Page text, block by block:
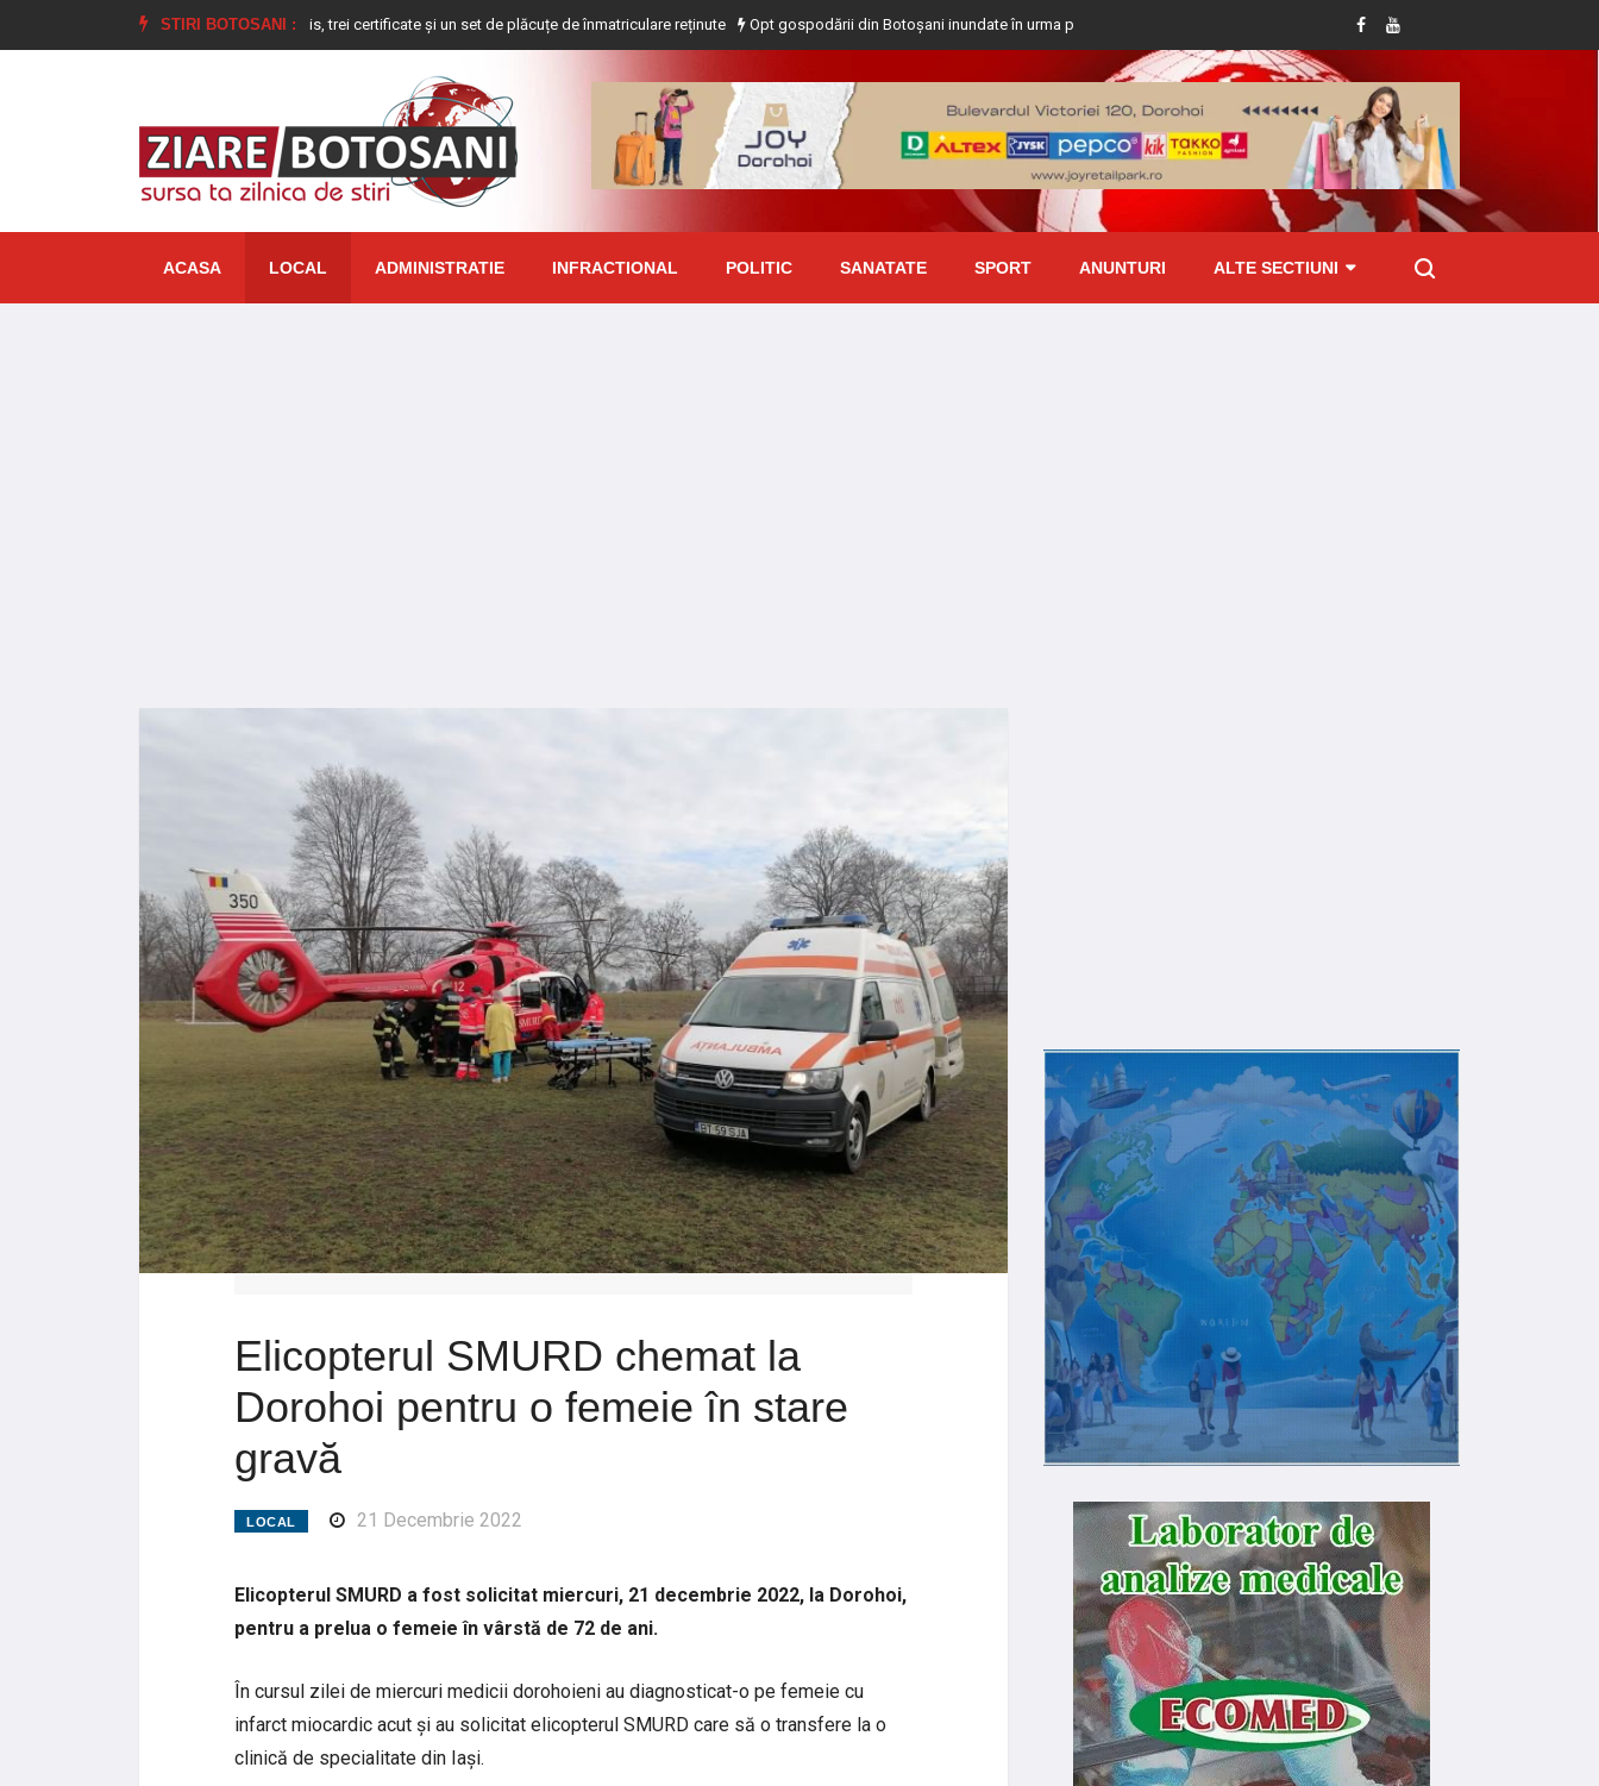
STIRI BOTOSANI :
polițiștilor la Dorohoi: un permis, trei certificate și un set de plăcuțe de înmatriculare reținute Opt gospodării din Botoșani inundate în urma precipitațiilor abundente din ultimele ore Tânăr reținut de polițiști după ce i-a furat
ACASA LOCAL ADMINISTRATIE INFRACTIONAL POLITIC SANATATE SPORT ANUNTURI ALTE SECTIUNI
Elicopterul SMURD chemat la
Dorohoi pentru o femeie în stare
gravă
LOCAL 21 Decembrie 2022
Elicopterul SMURD a fost solicitat miercuri, 21 decembrie 2022, la Dorohoi,
pentru a prelua o femeie în vârstă de 72 de ani.
În cursul zilei de miercuri medicii dorohoieni au diagnosticat-o pe femeie cu
infarct miocardic acut și au solicitat elicopterul SMURD care să o transfere la o
clinică de specialitate din Iași.